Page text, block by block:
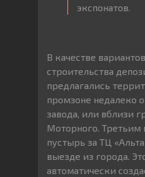
экспонатов.
В качестве
строительства
предлагались
промзоне недалеко
завода, или вблизи
Моторного. Третьим
пустырь за ТЦ
выезде из города.
автоматически